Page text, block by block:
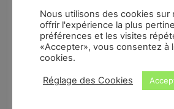
Nous utilisons des cookies sur
offrir l'expérience la plus
préférences et les visites
«Accepter», vous consentez à
cookies.
Réglage des Cookies